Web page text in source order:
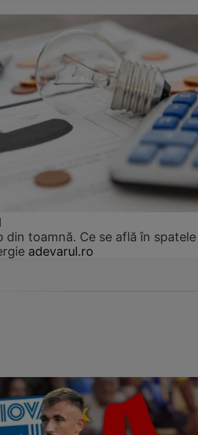
din toamnă. Ce se află în spatele
adevarul.ro